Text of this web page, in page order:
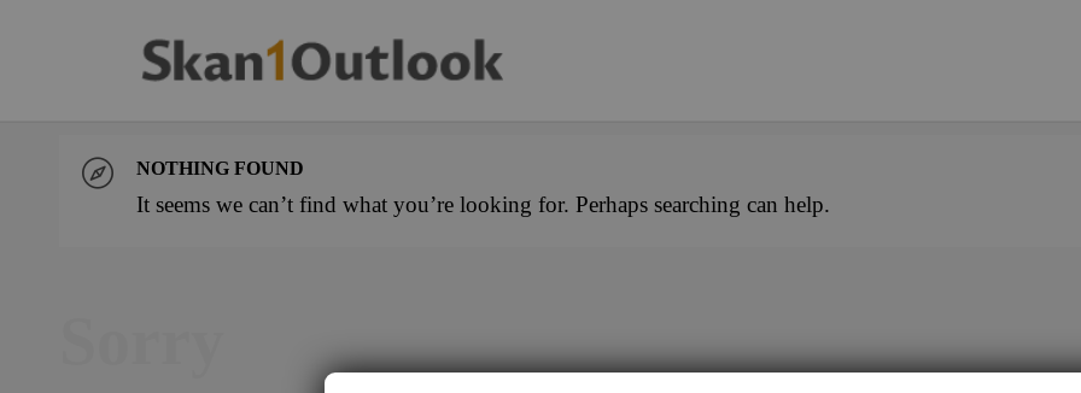
NOTHING FOUND
It seems we can’t find what you’re looking for. Perhaps searching can help.